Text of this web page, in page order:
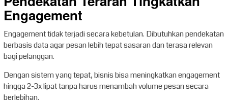
Engagement
Engagement tidak terjadi secara kebetulan. Dibutuhkan pendekatan
berbasis data agar pesan lebih tepat sasaran dan terasa relevan
bagi pelanggan.
Dengan sistem yang tepat, bisnis bisa meningkatkan engagement
hingga 2-3x lipat tanpa harus menambah volume pesan secara
berlebihan.